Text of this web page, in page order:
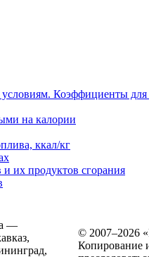
Коэффициенты для
на калории
ккал/кг
их продуктов сгорания
—
© 2007–2026
Копирование